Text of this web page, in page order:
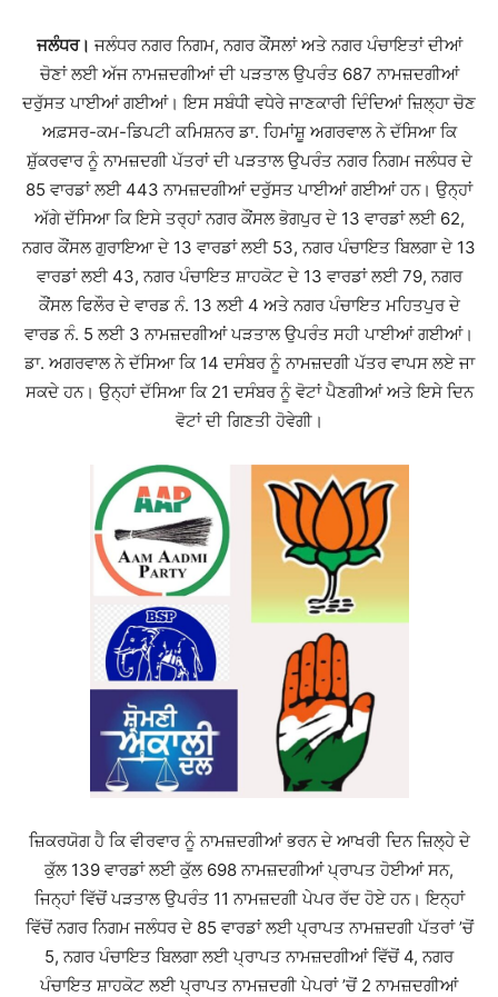
ਜਲੰਧਰ। ਜਲੰਧਰ ਨਗਰ ਨਿਗਮ, ਨਗਰ ਕੌਂਸਲਾਂ ਅਤੇ ਨਗਰ ਪੰਚਾਇਤਾਂ ਦੀਆਂ
ਚੋਣਾਂ ਲਈ ਅੱਜ ਨਾਮਜ਼ਦਗੀਆਂ ਦੀ ਪੜਤਾਲ ਉਪਰੰਤ 687 ਨਾਮਜ਼ਦਗੀਆਂ
ਦਰੁੱਸਤ ਪਾਈਆਂ ਗਈਆਂ।‌ ਇਸ ਸਬੰਧੀ ਵਧੇਰੇ ਜਾਣਕਾਰੀ ਦਿੰਦਿਆਂ ਜ਼ਿਲ੍ਹਾ ਚੋਣ
ਅਫ਼ਸਰ-ਕਮ-ਡਿਪਟੀ ਕਮਿਸ਼ਨਰ ਡਾ. ਹਿਮਾਂਸ਼ੂ ਅਗਰਵਾਲ ਨੇ ਦੱਸਿਆ ਕਿ
ਸ਼ੁੱਕਰਵਾਰ ਨੂੰ ਨਾਮਜ਼ਦਗੀ ਪੱਤਰਾਂ ਦੀ ਪੜਤਾਲ ਉਪਰੰਤ ਨਗਰ ਨਿਗਮ ਜਲੰਧਰ ਦੇ
85 ਵਾਰਡਾਂ ਲਈ 443 ਨਾਮਜ਼ਦਗੀਆਂ ਦਰੁੱਸਤ ਪਾਈਆਂ ਗਈਆਂ ਹਨ। ਉਨ੍ਹਾਂ
ਅੱਗੇ ਦੱਸਿਆ ਕਿ ਇਸੇ ਤਰ੍ਹਾਂ ਨਗਰ ਕੌਂਸਲ ਭੋਗਪੁਰ ਦੇ 13 ਵਾਰਡਾਂ ਲਈ 62,
ਨਗਰ ਕੌਂਸਲ ਗੁਰਾਇਆ ਦੇ 13 ਵਾਰਡਾਂ ਲਈ 53, ਨਗਰ ਪੰਚਾਇਤ ਬਿਲਗਾ ਦੇ 13
ਵਾਰਡਾਂ ਲਈ 43, ਨਗਰ ਪੰਚਾਇਤ ਸ਼ਾਹਕੋਟ ਦੇ 13 ਵਾਰਡਾਂ ਲਈ 79, ਨਗਰ
ਕੌਂਸਲ ਫਿਲੌਰ ਦੇ ਵਾਰਡ ਨੰ. 13 ਲਈ 4 ਅਤੇ ਨਗਰ ਪੰਚਾਇਤ ਮਹਿਤਪੁਰ ਦੇ
ਵਾਰਡ ਨੰ. 5 ਲਈ 3 ਨਾਮਜ਼ਦਗੀਆਂ ਪੜਤਾਲ ਉਪਰੰਤ ਸਹੀ ਪਾਈਆਂ ਗਈਆਂ।
ਡਾ. ਅਗਰਵਾਲ ਨੇ ਦੱਸਿਆ ਕਿ 14 ਦਸੰਬਰ ਨੂੰ ਨਾਮਜ਼ਦਗੀ ਪੱਤਰ ਵਾਪਸ ਲਏ ਜਾ
ਸਕਦੇ ਹਨ। ਉਨ੍ਹਾਂ ਦੱਸਿਆ ਕਿ 21 ਦਸੰਬਰ ਨੂੰ ਵੋਟਾਂ ਪੈਣਗੀਆਂ ਅਤੇ ਇਸੇ ਦਿਨ
ਵੋਟਾਂ ਦੀ ਗਿਣਤੀ ਹੋਵੇਗੀ।
ਜ਼ਿਕਰਯੋਗ ਹੈ ਕਿ ਵੀਰਵਾਰ ਨੂੰ ਨਾਮਜ਼ਦਗੀਆਂ ਭਰਨ ਦੇ ਆਖਰੀ ਦਿਨ ਜ਼ਿਲ੍ਹੇ ਦੇ
ਕੁੱਲ 139 ਵਾਰਡਾਂ ਲਈ ਕੁੱਲ 698 ਨਾਮਜ਼ਦਗੀਆਂ ਪ੍ਰਾਪਤ ਹੋਈਆਂ ਸਨ,
ਜਿਨ੍ਹਾਂ ਵਿੱਚੋਂ ਪੜਤਾਲ ਉਪਰੰਤ 11 ਨਾਮਜ਼ਦਗੀ ਪੇਪਰ ਰੱਦ ਹੋਏ ਹਨ। ਇਨ੍ਹਾਂ
ਵਿੱਚੋਂ ਨਗਰ ਨਿਗਮ ਜਲੰਧਰ ਦੇ 85 ਵਾਰਡਾਂ ਲਈ ਪ੍ਰਾਪਤ ਨਾਮਜ਼ਦਗੀ ਪੱਤਰਾਂ ’ਚੋਂ
5, ਨਗਰ ਪੰਚਾਇਤ ਬਿਲਗਾ ਲਈ ਪ੍ਰਾਪਤ ਨਾਮਜ਼ਦਗੀਆਂ ਵਿੱਚੋਂ 4, ਨਗਰ
ਪੰਚਾਇਤ ਸ਼ਾਹਕੋਟ ਲਈ ਪ੍ਰਾਪਤ ਨਾਮਜ਼ਦਗੀ ਪੇਪਰਾਂ ’ਚੋਂ 2 ਨਾਮਜ਼ਦਗੀਆਂ